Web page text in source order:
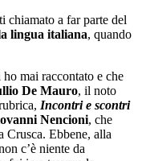
chiamato a far parte del
lingua italiana, quando
mai raccontato e che
De Mauro, il noto
Incontri e scontri
Nencioni, che
Crusca. Ebbene, alla
c’è niente da